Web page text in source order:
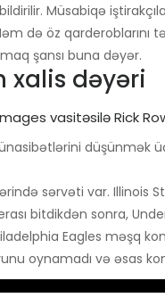
Müsabiqə
də öz qarderoblarını
şansı buna dəyər.
xalis dəyəri
düşünmək
sərvəti var. Illinois
bitdikdən sonra,
Eagles məşq
oynamadı və əsas